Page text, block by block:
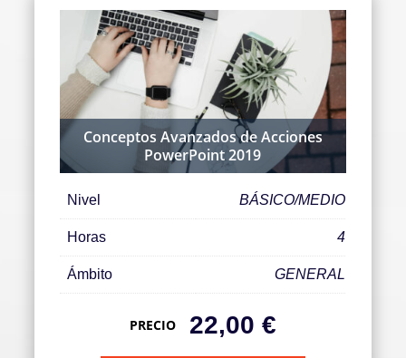
Conceptos Avanzados de Acciones
PowerPoint 2019
Nivel BÁSICO/MEDIO
Horas 4
Ámbito GENERAL
PRECIO 22,00 €